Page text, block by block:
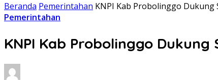
Beranda Pemerintahan KNPI Kab Probolinggo Dukung
Pemerintahan
KNPI Kab Probolinggo Dukung